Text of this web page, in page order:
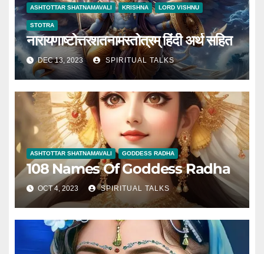
ASHTOTTAR SHATNAMAVALI KRISHNA LORD VISHNU
STOTRA
नारायणाष्टोत्तरशतनामस्तोत्रम् हिंदी अर्थ सहित
DEC 13, 2023 SPIRITUAL TALKS
ASHTOTTAR SHATNAMAVALI GODDESS RADHA
108 Names Of Goddess Radha
OCT 4, 2023 SPIRITUAL TALKS